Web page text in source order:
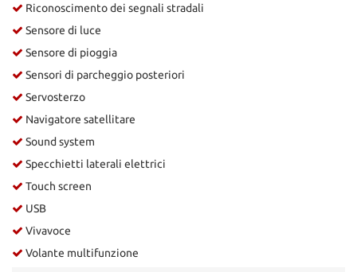
Riconoscimento dei segnali stradali
Sensore di luce
Sensore di pioggia
Sensori di parcheggio posteriori
Servosterzo
Navigatore satellitare
Sound system
Specchietti laterali elettrici
Touch screen
USB
Vivavoce
Volante multifunzione